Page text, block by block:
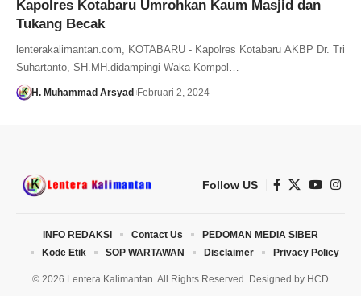
Kapolres Kotabaru Umrohkan Kaum Masjid dan
Tukang Becak
lenterakalimantan.com, KOTABARU - Kapolres Kotabaru AKBP Dr. Tri
Suhartanto, SH.MH.didampingi Waka Kompol…
H. Muhammad Arsyad Februari 2, 2024
Follow US
© 2026 Lentera Kalimantan. All Rights Reserved. Designed by HCD
INFO REDAKSI Contact Us
PEDOMAN MEDIA SIBER
Kode Etik
SOP WARTAWAN Disclaimer Privacy Policy